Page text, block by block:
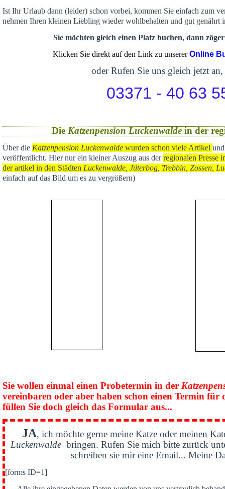
Ist Ihr Urlaub dann (leider) schon vorbei, kommen Sie einfach zum
nehmen Ihren kleinen Liebling wieder wohlbehalten und gut genährt
Sie möchten gleich einen Platz buchen, dann
Klicken Sie direkt auf den Link zu unsererOnline
oder Rufen Sie uns gleich jetzt an,
03371 - 40 63
Die Katzenpension Luckenwaldein der
Über die Katzenpension Luckenwalde wurden schon viele Artikel
veröffentlicht. Hier nur ein kleiner Auszug aus derregionalen Presse
der artikel in den Städten Luckenwalde, Jüterbog, Trebbin, Zossen,
einfach auf das Bild um es zu vergrößern)
Sie wollen einmal einen Probetermin in der
vereinbaren oder aber haben schon einen Termin für
füllen Sie doch gleich das Formular aus...
JA, ich möchte gerne meine Katze oder meinen
Luckenwaldebringen. Rufen Sie mich bitte zurück
schreiben sie mir eine Email... Meine
[forms ID=1]